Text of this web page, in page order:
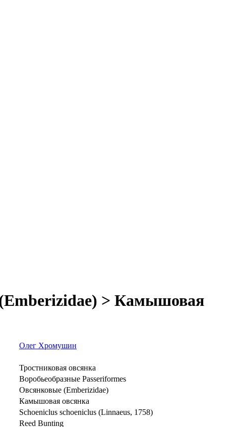
> Камышовая
Олег Хромушин
Тростниковая овсянка
Воробьеобразные Passeriformes
Овсянковые (Emberizidae)
Камышовая овсянка
Schoeniclus schoeniclus (Linnaeus, 1758)
Reed Bunting